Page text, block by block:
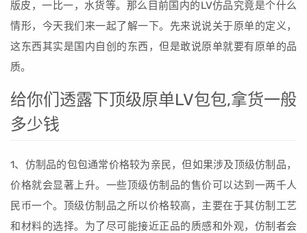
版皮，一比一，水货等。那么目前国内的LV仿品究竟是个什么
情形，今天我们来一起了解一下。先来说说关于原单的定义，
这东西其实是国内自创的东西，但是敢说原单就要有原单的品
质。
给你们透露下顶级原单LV包包,拿货一般
多少钱
1、仿制品的包包通常价格较为亲民，但如果涉及顶级仿制品，
价格就会显著上升。一些顶级仿制品的售价可以达到一两千人
民币一个。顶级仿制品之所以价格较高，主要在于其仿制工艺
和材料的选择。为了尽可能接近正品的质感和外观，仿制者会